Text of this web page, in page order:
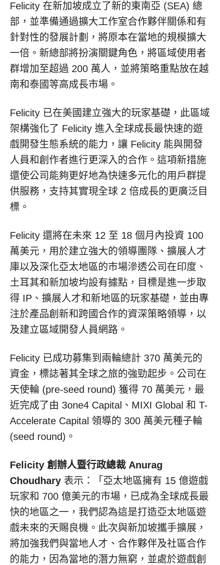
Felicity 在新加坡成立了新的東南亞 (SEA) 總
部，並準備通過擴大工作室合作夥伴關係和有
針對性的發展計劃，將原本在當地的規模擴大
一倍。新總部將扮演關鍵角色，將區域使用者
群增加至超過 200 萬人，並將策略重點放在越
南和泰國等高成長市場。
Felicity 已在美國建立強大的玩家基礎，此區域
架構強化了 Felicity 進入全球成長最快速的遊
戲開發生態系統的能力，讓 Felicity 能與開發
人員和創作者進行更深入的合作。這項新措施
還使公司能夠更好地為快速多元化的用戶群提
供服務，支持其實現全球 2 倍成長的更廣泛目
標。
Felicity 還將在未來 12 至 18 個月內投資 100
萬美元，用於建立強大的領導團隊、擴展人才
庫以及深化亞太地區的市場滲透公司在印度、
土耳其和新加坡均設有據點，目標是進一步取
得 IP、擴展人才和新地區的玩家基礎，並由專
注於產品創新和跨國合作的資深策略領導，以
及建立區域開發人員網路。
Felicity 已成功募集到兩輪總計 370 萬美元的
資金，標誌著其全球之旅的強勁起步。公司在
天使輪 (pre-seed round) 獲得 70 萬美元，最
近完成了由 3one4 Capital、MIXI Global 和 T-
Accelerate Capital 領導的 300 萬美元種子輪
(seed round)。
Felicity 創辦人暨行政總裁 Anurag
Choudhary 表示：「亞太地區擁有 15 億遊戲
玩家和 700 億美元的市場，已成為全球成長最
快的地區之一，我們認為這是打造亞太地區遊
戲未來的天賜良機。此次與新加坡攜手擴展，
將加強我們與當地人才、合作夥伴及社區合作
的能力，因為當地的潛力無窮，並處於遊戲創